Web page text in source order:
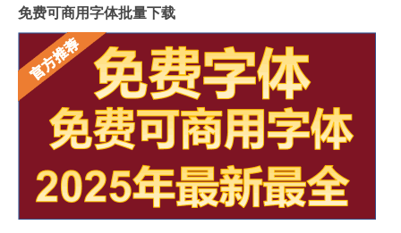
免费可商用字体批量下载